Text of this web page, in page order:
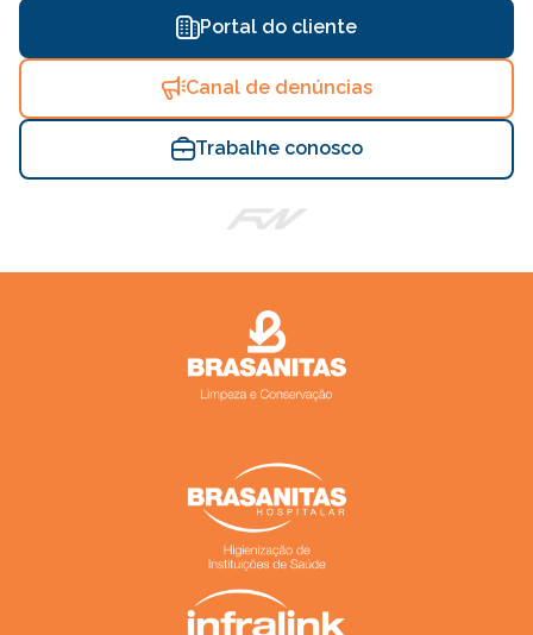
Portal do cliente
Canal de denúncias
Trabalhe conosco